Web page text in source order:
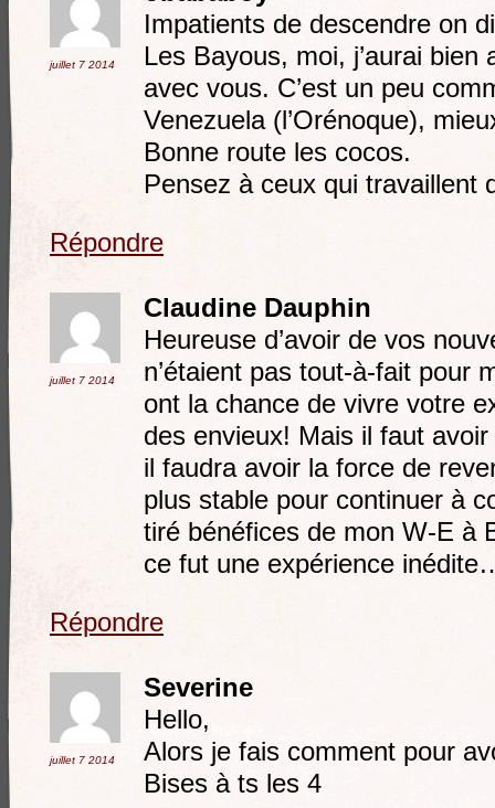
juillet 7 2014
Impatients de descendre on
Les Bayous, moi, j’aurai
avec vous. C’est un peu
Venezuela (l’Orénoque),
Bonne route les cocos.
Pensez à ceux qui travaillent
Répondre
juillet 7 2014
Claudine Dauphin
Heureuse d’avoir de vos
n’étaient pas tout-à-fait pour
ont la chance de vivre votre
des envieux! Mais il faut
il faudra avoir la force de
plus stable pour continuer à
tiré bénéfices de mon W-E à
ce fut une expérience
Répondre
juillet 7 2014
Severine
Hello,
Alors je fais comment pour
Bises à ts les 4